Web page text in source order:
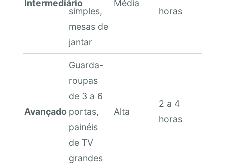
Intermediário
simples,
mesas de
jantar
Média
horas
Avançado
Guarda-
roupas
de 3 a 6
portas,
painéis
de TV
grandes
Alta
2 a 4
horas